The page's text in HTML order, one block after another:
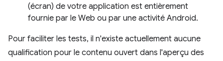
(écran) de votre application est entièrement
fournie par le Web ou par une activité Android.
Pour faciliter les tests, il n'existe actuellement aucune
qualification pour le contenu ouvert dans l'aperçu des